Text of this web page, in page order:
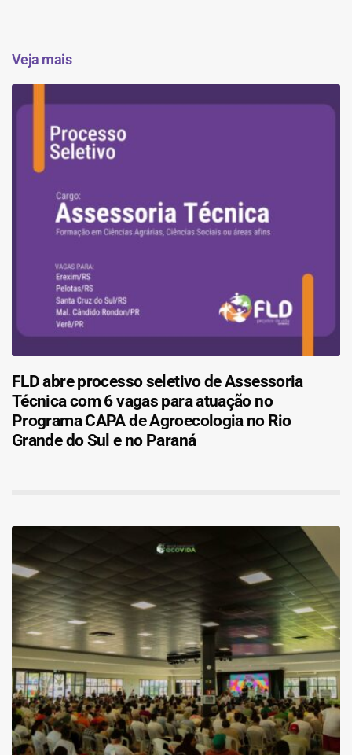
Veja mais
FLD abre processo seletivo de Assessoria
Técnica com 6 vagas para atuação no
Programa CAPA de Agroecologia no Rio
Grande do Sul e no Paraná